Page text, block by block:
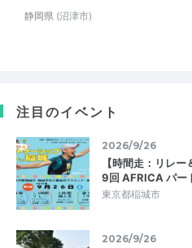
静岡県 (沼津市)
注目のイベント
2026/9/26
【時間走：リレ
9回 AFRICA パー
東京都稲城市
2026/9/26